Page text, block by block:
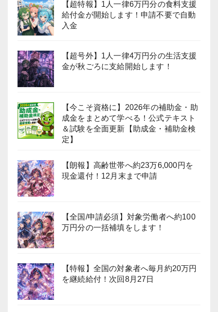
【超特報】1人一律6万円分の食料支援
給付金が開始します！申請不要で自動
入金
【超号外】1人一律4万円分の生活支援
金が秋ごろに支給開始します！
【今こそ資格に】2026年の補助金・助
成金をまとめて学べる！公式テキスト
＆試験を全面更新【助成金・補助金検
定】
【朗報】高齢世帯へ約23万6,000円を
現金還付！12月末まで申請
【全国/申請必須】対象労働者へ約100
万円分の一括補填をします！
【特報】全国の対象者へ毎月約20万円
を継続給付！次回8月27日